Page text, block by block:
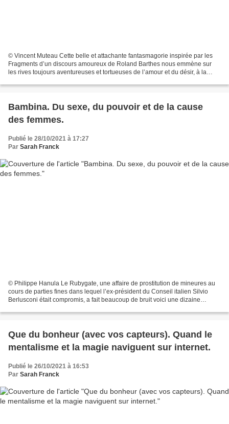
© Vincent Muteau Cette belle et attachante fantasmagorie inspirée par les
Fragments d’un discours amoureux de Roland Barthes nous emmène sur
les rives toujours aventureuses et tortueuses de l’amour et du désir, à la
Bambina. Du sexe, du pouvoir et de la cause
des femmes.
Publié le 28/10/2021 à 17:27
Par Sarah Franck
© Philippe Hanula Le Rubygate, une affaire de prostitution de mineures au
cours de parties fines dans lequel l’ex-président du Conseil italien Silvio
Berlusconi était compromis, a fait beaucoup de bruit voici une dizaine
Que du bonheur (avec vos capteurs). Quand le
mentalisme et la magie naviguent sur internet.
Publié le 26/10/2021 à 16:53
Par Sarah Franck